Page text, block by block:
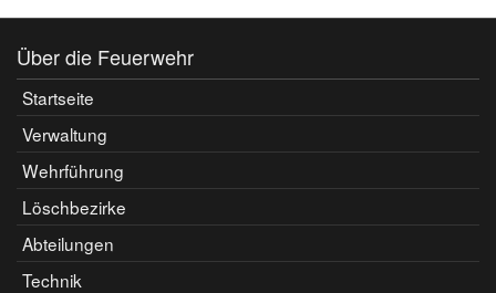
Über die Feuerwehr
Startseite
Verwaltung
Wehrführung
Löschbezirke
Abteilungen
Technik